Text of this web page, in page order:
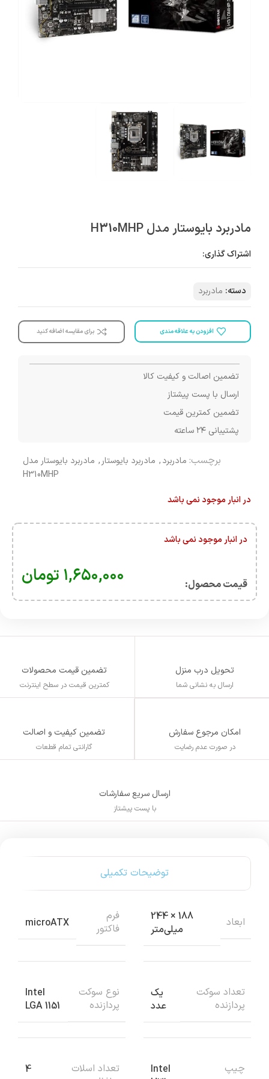
مادربرد بایوستار مدل H310MHP
اشتراک گذاری:
دسته: مادربرد
افزودن به علاقه مندی برای مقایسه اضافه کنید
تضمین اصالت و کیفیت کالا
ارسال با پست پیشتاز
تضمین کمترین قیمت
پشتیبانی ۲۴ ساعته
برچسب: مادربرد, مادربرد بایوستار, مادربرد بایوستار مدل
H310MHP
در انبار موجود نمی باشد
در انبار موجود نمی باشد
قیمت محصول:​ ۱,۶۵۰,۰۰۰ تومان
تحویل درب منزل
ارسال به نشانی شما
تضمین قیمت محصولات
کمترین قیمت در سطح اینترنت
امکان مرجوع سفارش
در صورت عدم رضایت
تضمین کیفیت و اصالت
گارانتی تمام قطعات
ارسال سریع سفارشات
با پست پیشتاز
توضیحات تکمیلی
ابعاد
188 × 244
میلی‌متر
فرم
فاکتور
microATX
تعداد سوکت
پردازنده
یک
عدد
نوع سوکت
پردازنده
Intel
LGA 1151
چيپ
Intel
تعداد اسلات
4